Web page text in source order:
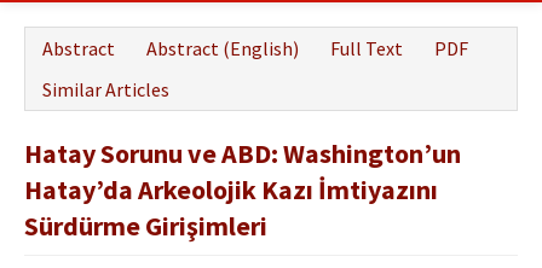
Publication Policy
Boards of the Journal
Publication Principles
Abstract Abstract (English) Full Text
PDF
Similar Articles
Hatay Sorunu ve ABD: Washington’un
Hatay’da Arkeolojik Kazı İmtiyazını
Sürdürme Girişimleri